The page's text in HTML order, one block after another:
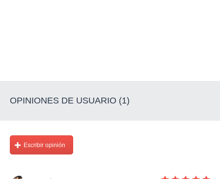
OPINIONES DE USUARIO (1)
Escribir opinión